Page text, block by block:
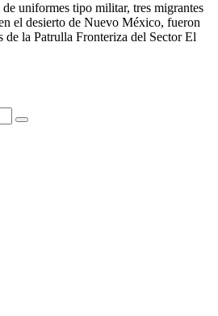
uniformes tipo militar, tres migrantes
el desierto de Nuevo México, fueron
de la Patrulla Fronteriza del Sector El
Search